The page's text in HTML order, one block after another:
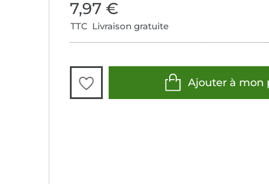
7,97 €
TTC Livraison gratuite
Ajouter à mon